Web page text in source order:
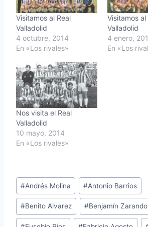
Visitamos al Real
Valladolid
4 octubre, 2014
En «Los rivales»
Visitamos al
Valladolid
4 enero,
En «Los
Nos visita el Real
Valladolid
10 mayo, 2014
En «Los rivales»
Etiquetas
de
la
entrada:
#Andrés Molina #Antonio Barrios
#Benito Alvarez #Benjamín